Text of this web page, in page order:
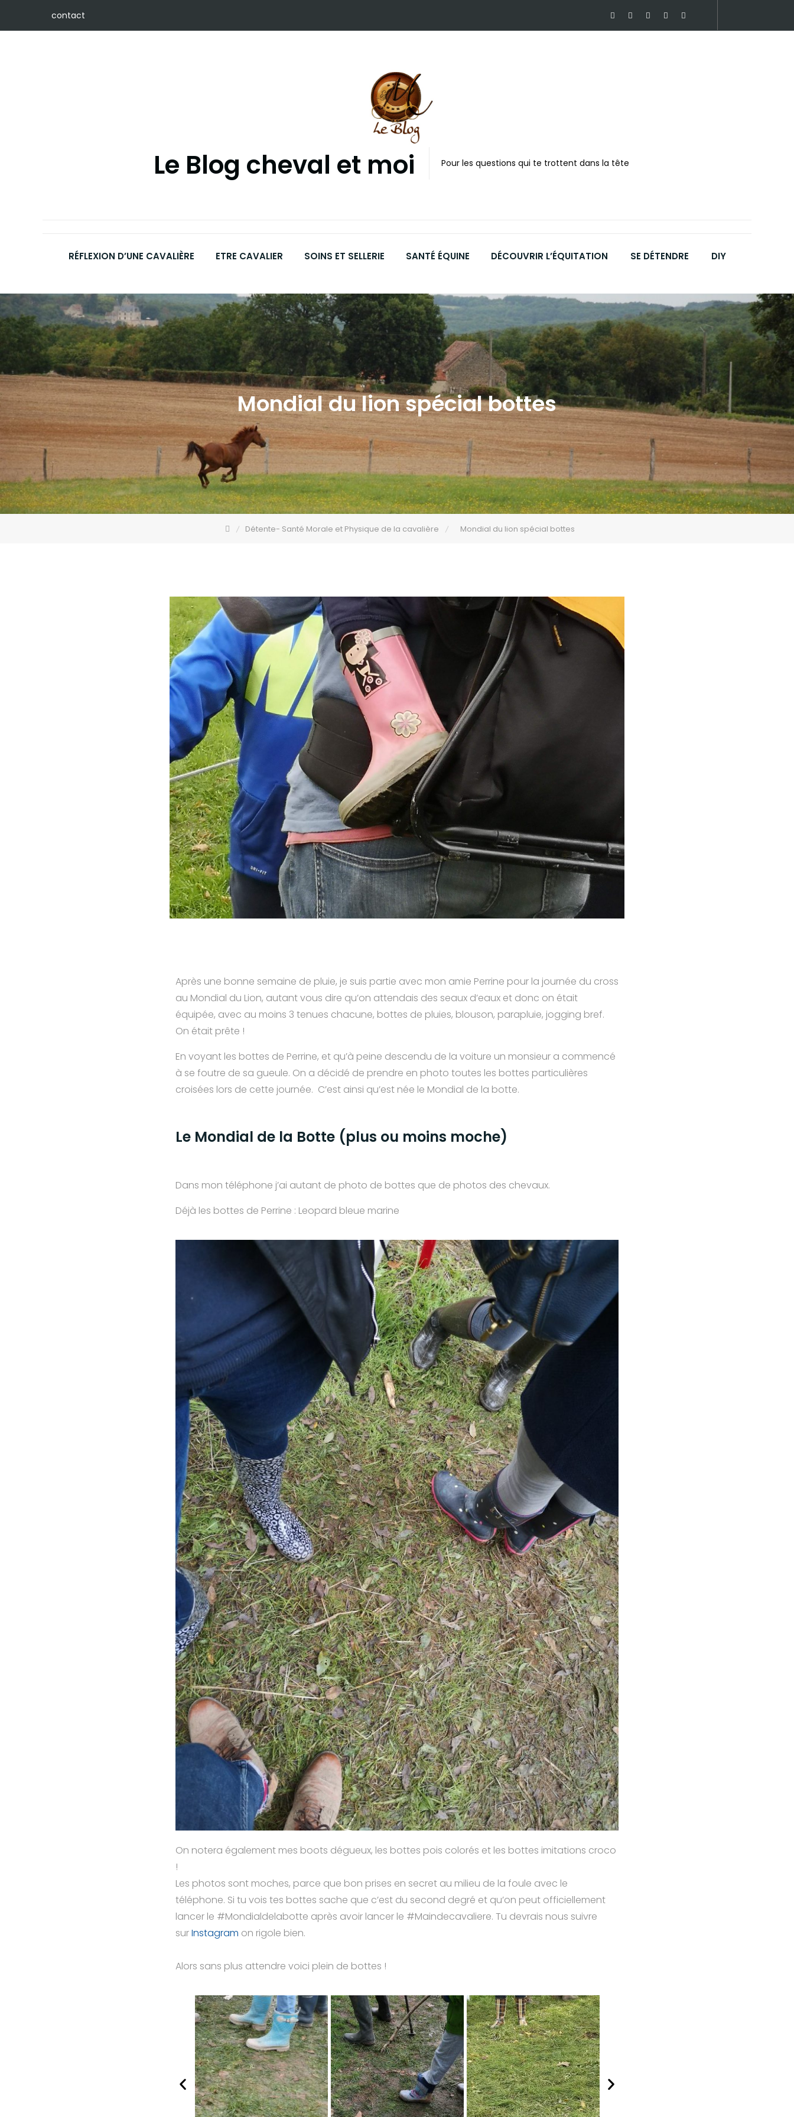
contact
Le Blog cheval et moi Pour les questions qui te trottent dans la tête
RÉFLEXION D’UNE CAVALIÈRE ETRE CAVALIER SOINS ET SELLERIE SANTÉ ÉQUINE DÉCOUVRIR L’ÉQUITATION SE DÉTENDRE DIY
Mondial du lion spécial bottes
Détente- Santé Morale et Physique de la cavalière Mondial du lion spécial bottes
Après une bonne semaine de pluie, je suis partie avec mon amie Perrine pour la journée du cross
au Mondial du Lion, autant vous dire qu’on attendais des seaux d’eaux et donc on était
équipée, avec au moins 3 tenues chacune, bottes de pluies, blouson, parapluie, jogging bref.
On était prête !
En voyant les bottes de Perrine, et qu’à peine descendu de la voiture un monsieur a commencé
à se foutre de sa gueule. On a décidé de prendre en photo toutes les bottes particulières
croisées lors de cette journée. C’est ainsi qu’est née le Mondial de la botte.
Le Mondial de la Botte (plus ou moins moche)
Dans mon téléphone j’ai autant de photo de bottes que de photos des chevaux.
Déjà les bottes de Perrine : Leopard bleue marine
On notera également mes boots dégueux, les bottes pois colorés et les bottes imitations croco
!
Les photos sont moches, parce que bon prises en secret au milieu de la foule avec le
téléphone. Si tu vois tes bottes sache que c’est du second degré et qu’on peut officiellement
lancer le #Mondialdelabotte après avoir lancer le #Maindecavaliere. Tu devrais nous suivre
surInstagram on rigole bien.
Alors sans plus attendre voici plein de bottes !